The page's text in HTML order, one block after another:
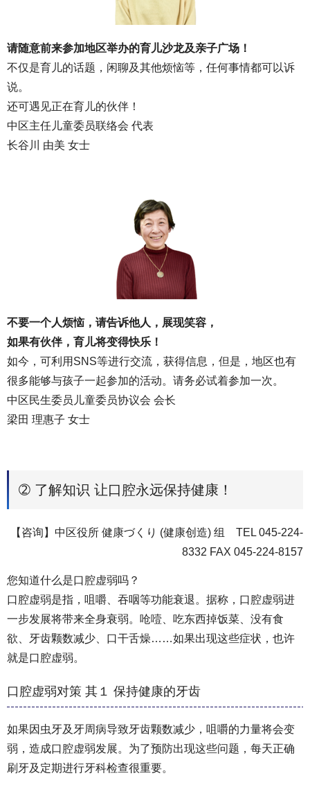
请随意前来参加地区举办的育儿沙龙及亲子广场！
不仅是育儿的话题，闲聊及其他烦恼等，任何事情都可以诉
说。
还可遇见正在育儿的伙伴！
中区主任儿童委员联络会 代表
长谷川 由美 女士
不要一个人烦恼，请告诉他人，展现笑容 ，
如果有伙伴，育儿将变得快乐！
如今，可利用SNS等进行交流，获得信息，但是，地区也有
很多能够与孩子一起参加的活动。请务必试着参加一次。
中区民生委员儿童委员协议会 会长
梁田 理惠子 女士
➁ 了解知识 让口腔永远保持健康！
【咨询】中区役所 健康づくり (健康创造) 组 TEL 045-224-
8332 FAX 045-224-8157
您知道什么是口腔虚弱吗？
口腔虚弱是指，咀嚼、吞咽等功能衰退。据称，口腔虚弱进
一步发展将带来全身衰弱。呛噎、吃东西掉饭菜、没有食
欲、牙齿颗数减少、口干舌燥……如果出现这些症状，也许
就是口腔虚弱。
口腔虚弱对策 其１ 保持健康的牙齿
如果因虫牙及牙周病导致牙齿颗数减少，咀嚼的力量将会变
弱，造成口腔虚弱发展。为了预防出现这些问题，每天正确
刷牙及定期进行牙科检查很重要。